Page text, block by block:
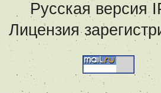
Русская версия
Лицензия